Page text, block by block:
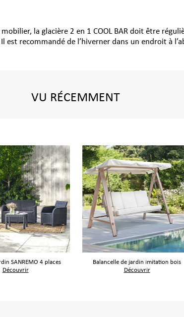
la glacière 2 en 1 COOL BAR doit être
est recommandé de l’hiverner dans un endroit à
VU RÉCEMMENT
SANREMO 4 places
Découvrir
Balancelle de jardin imitation bois
Découvrir